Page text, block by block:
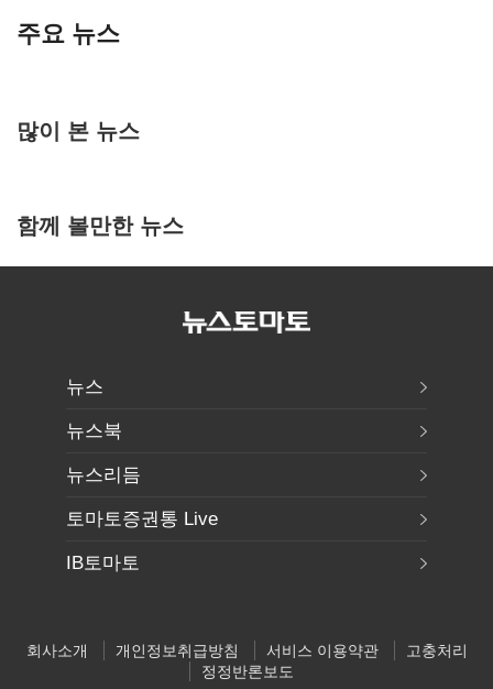
주요 뉴스
많이 본 뉴스
함께 볼만한 뉴스
뉴스
뉴스북
뉴스리듬
토마토증권통 Live
IB토마토
회사소개 개인정보취급방침 서비스 이용약관
고충처리
정정반론보도